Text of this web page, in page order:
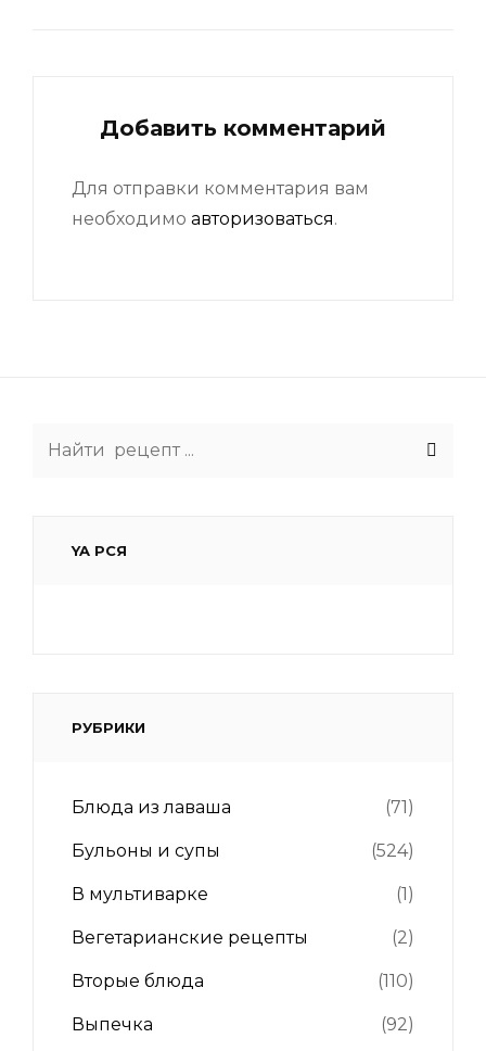
Добавить комментарий
Для отправки комментария вам
необходимо авторизоваться.
YA РСЯ
РУБРИКИ
Блюда из лаваша (71)
Бульоны и супы (524)
В мультиварке (1)
Вегетарианские рецепты (2)
Вторые блюда (110)
Выпечка (92)